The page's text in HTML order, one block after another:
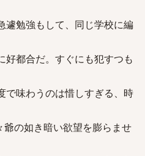
遽勉強もして、同じ学校に編
好都合だ。すぐにも犯すつも
で味わうのは惜しすぎる、時
の如き暗い欲望を膨らませ